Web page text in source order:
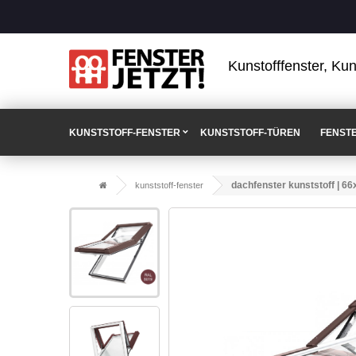
Kunstofffenster,
KUNSTSTOFF-FENSTER KUNSTSTOFF-TÜREN
kunststoff-fenster dachfenster kunststoff |